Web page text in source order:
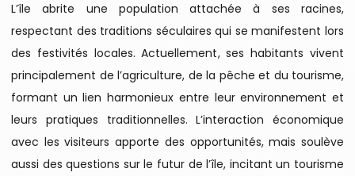
L’île abrite une population attachée à ses racines,
respectant des traditions séculaires qui se manifestent lors
des festivités locales. Actuellement, ses habitants vivent
principalement de l’agriculture, de la pêche et du tourisme,
formant un lien harmonieux entre leur environnement et
leurs pratiques traditionnelles. L’interaction économique
avec les visiteurs apporte des opportunités, mais soulève
aussi des questions sur le futur de l’île, incitant un tourisme